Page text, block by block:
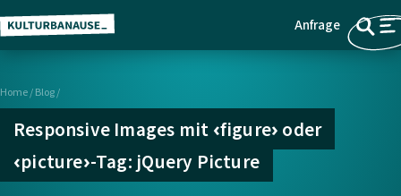
Z
u
H
Menü
Anfrage
Home/Blog /
Responsive Images mit ‹figure› oder
‹picture›-Tag: jQuery Picture